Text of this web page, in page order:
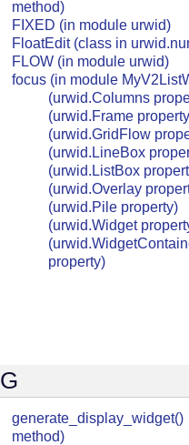
method)
FIXED (in module urwid)
FloatEdit (class in
FLOW (in module urwid)
focus (in module
(urwid.Columns
(urwid.Frame
(urwid.GridFlow
(urwid.LineBox
(urwid.ListBox
(urwid.Overlay
(urwid.Pile property)
(urwid.Widget
property)
G
method)